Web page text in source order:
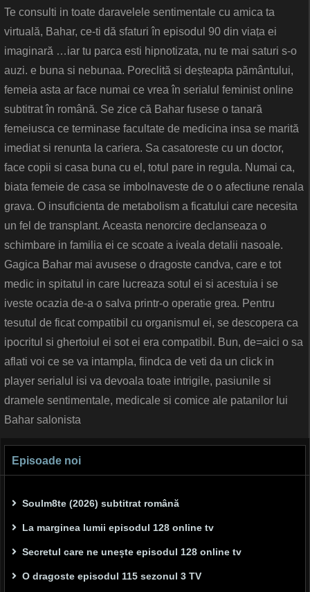
Te consulti in toate daravelele sentimentale cu amica ta
virtuală, Bahar, ce-ti dă sfaturi în episodul 90 din viața ei
imaginară …iar tu parca esti hipnotizata, nu te mai saturi s-o
auzi. e buna si nebunaa. Poreclită si deșteapta pământului,
femeia asta ar face numai ce vrea în serialul feminist online
subtitrat în română. Se zice că Bahar fusese o tanară
femeiusca ce terminase facultate de medicina insa se marită
imediat si renunta la cariera. Sa casatoreste cu un doctor,
face copii si casa buna cu el, totul pare in regula. Numai ca,
biata femeie de casa se imbolnaveste de o o afectiune renala
grava. O insuficienta de metabolism a ficatului care necesita
un fel de transplant. Aceasta nenorcire declanseaza o
schimbare in familia ei ce scoate a iveala detalii nasoale.
Gagica Bahar mai avusese o dragoste candva, care e tot
medic in spitatul in care lucreaza sotul ei si acestuia i se
iveste ocazia de-a o salva printr-o operatie grea. Pentru
tesutul de ficat compatibil cu organismul ei, se descopera ca
ipocritul si ghertoiul ei sot ei era compatibil. Bun, de=aici o sa
aflati voi ce se va intampla, fiindca de veti da un click in
player serialul isi va devoala toate intrigile, pasiunile si
dramele sentimentale, medicale si comice ale patanilor lui
Bahar salonista
Episoade noi
Soulm8te (2026) subtitrat română
La marginea lumii episodul 128 online tv
Secretul care ne unește episodul 128 online tv
O dragoste episodul 115 sezonul 3 TV